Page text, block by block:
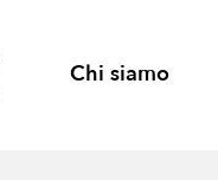
Chi siamo